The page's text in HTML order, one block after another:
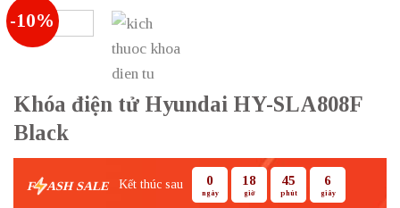
-10%
Khóa điện tử Hyundai HY-SLA808F
Black
F ASH SALE Kết thúc sau 0
ngày
18
giờ
45
phút
5
giây